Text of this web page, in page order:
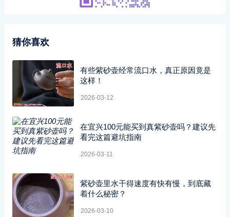
猜你喜欢
有些紫砂壶经常流口水，真正原因竟是
这样！
2026-03-12
在宜兴100元能买到真紫砂壶吗？建议先
看完这篇避坑指南
2026-03-11
紫砂壶里水干得速度有快有慢，到底藏
着什么秘密？
2026-03-10